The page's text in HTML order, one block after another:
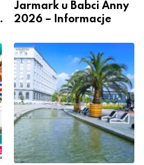
Jarmark u Babci Anny
2026 – Informacje